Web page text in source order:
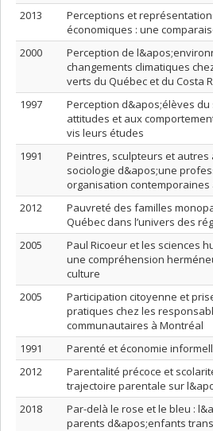
2013
Perceptions et
économiques : une
2000
Perception de
changements climatiques
verts du Québec et du Costa
1997
Perception d&apos;élèves
attitudes et aux
vis leurs études
1991
Peintres, sculpteurs et
sociologie d&apos;une
organisation contemporaines
2012
Pauvreté des familles
Québec dans l’univers des
2005
Paul Ricoeur et les sciences
une compréhension
culture
2005
Participation citoyenne et
pratiques chez les
communautaires à Montréal
1991
Parenté et économie
2012
Parentalité précoce et
trajectoire parentale sur
2018
Par-delà le rose et le bleu :
parents d&apos;enfants